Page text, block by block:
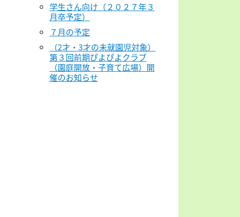
学生さん向け（２０２７年３
月卒予定）
７月の予定
（2才・3才の未就園児対象）
第３回前期ぴよぴよクラブ
（園庭開放・子育て広場）開
催のお知らせ